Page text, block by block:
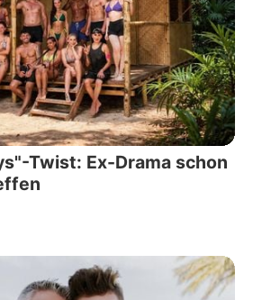
Twist: Ex-Drama schon